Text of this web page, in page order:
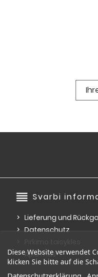
reorder Svarbi
Lieferung und
Datenschutz
Apie mus
Diese Website verwendet
klicken Sie bitte auf die